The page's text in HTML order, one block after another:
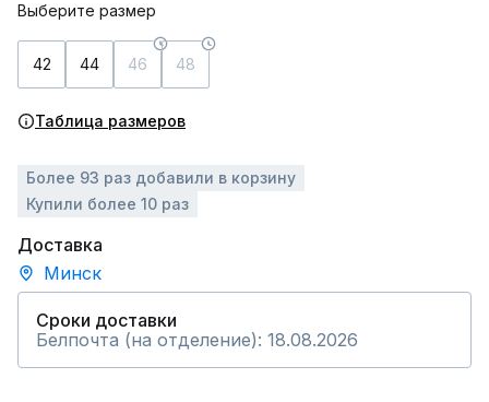
Выберите размер
42 44 46 48
Таблица размеров
Более 93 раз добавили в корзину
Купили более 10 раз
Доставка
Минск
Сроки доставки
Белпочта (на отделение): 18.08.2026